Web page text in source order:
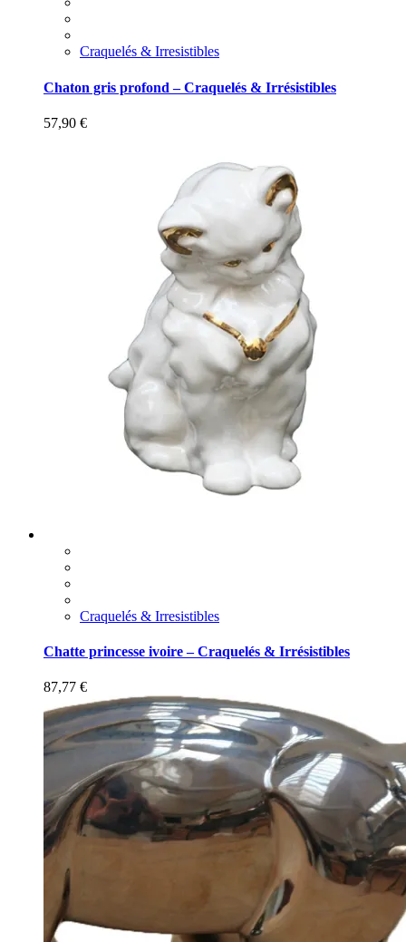
Craquelés & Irresistibles
Chaton gris profond – Craquelés & Irrésistibles
57,90 €
Craquelés & Irresistibles
Chatte princesse ivoire – Craquelés & Irrésistibles
87,77 €